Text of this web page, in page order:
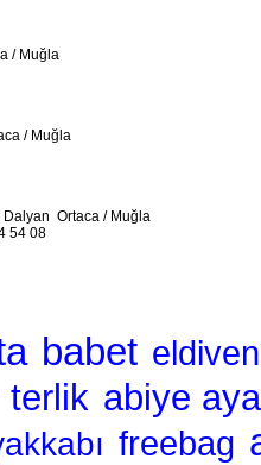
/ Muğla
/ Muğla
Dalyan Ortaca / Muğla
54 08
babet eldiven
terlik abiye
freebag